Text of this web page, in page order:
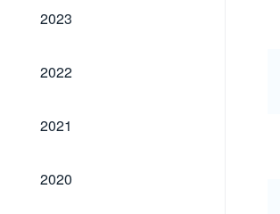
2023
2023
2022
2022
2021
2021
2020
2020